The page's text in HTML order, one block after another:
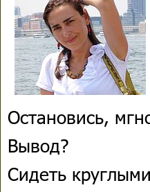
Остановись,
Вывод?
Сидеть